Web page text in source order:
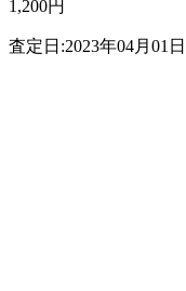
1,200円
査定日:2023年04月01日